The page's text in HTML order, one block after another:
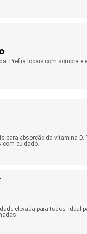
Prefira locais com sombra e
para absorção da vitamina D.
com cuidado.
elevada para todos. Ideal